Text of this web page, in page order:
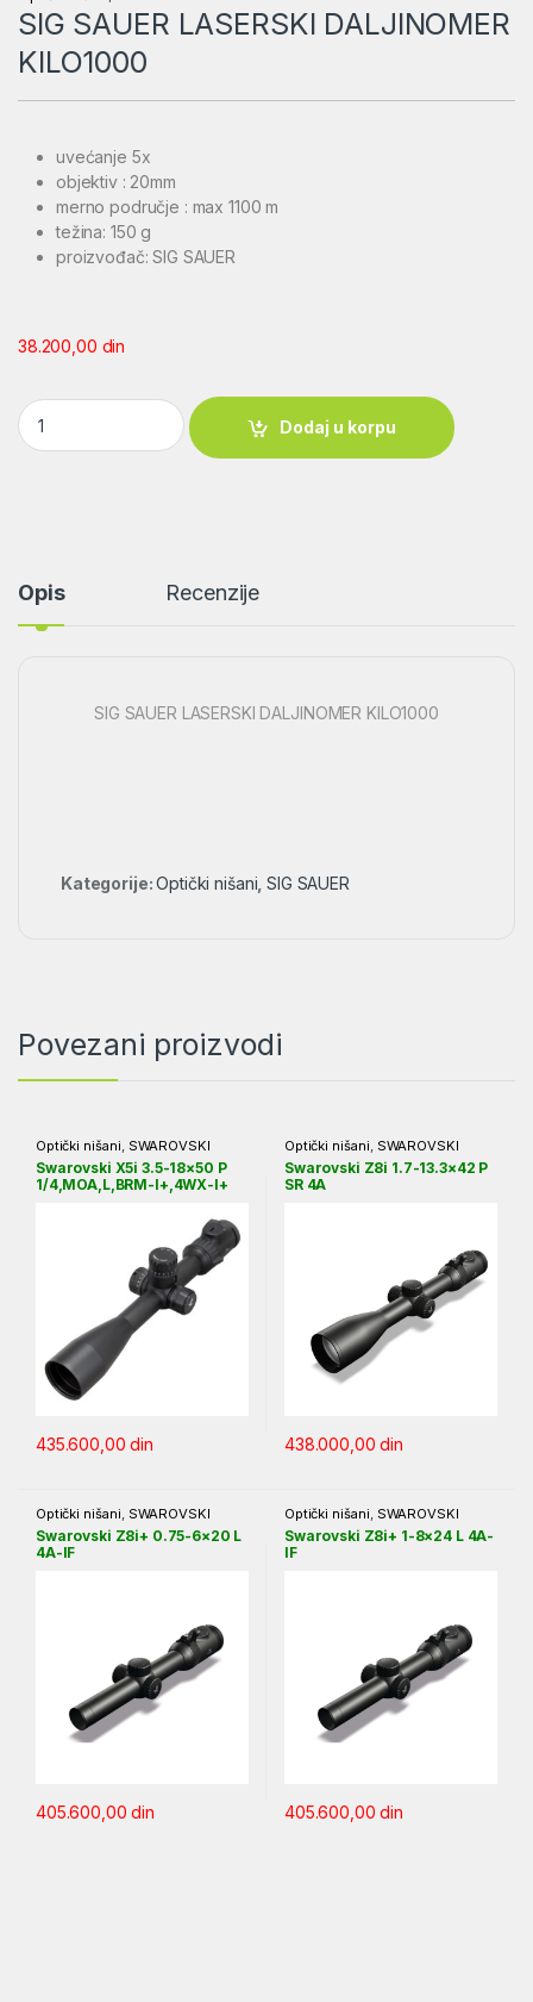
SIG SAUER LASERSKI DALJINOMER
KILO1000
uvećanje 5x
objektiv : 20mm
merno područje : max 1100 m
težina: 150 g
proizvođač: SIG SAUER
38.200,00 din
SIG SAUER LASERSKI DALJINOMER KILO1000 quantity
Dodaj u korpu
Opis Recenzije
SIG SAUER LASERSKI DALJINOMER KILO1000
Kategorije:Optički nišani ,SIG SAUER
Povezani proizvodi
Optički nišani, SWAROVSKI
Swarovski X5i 3.5-18×50 P
1/4,MOA,L,BRM-I+,4WX-I+
435.600,00din
Optički nišani, SWAROVSKI
Swarovski Z8i 1.7-13.3×42 P
SR 4A
438.000,00din
Optički nišani, SWAROVSKI
Swarovski Z8i+ 0.75-6×20 L
4A-IF
405.600,00din
Optički nišani, SWAROVSKI
Swarovski Z8i+ 1-8×24 L 4A-
IF
405.600,00din